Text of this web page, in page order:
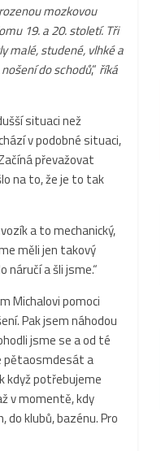
mozkovou
19. a 20. století. Tři
malé, studené, vlhké a
do schodů,“ říká
situaci než
v podobné situaci,
převažovat
na to, že je to tak
a to mechanický,
měli jen takový
náručí a šli jsme.“
Michalovi pomoci
Pak jsem náhodou
jsme se a od té
pětaosmdesát a
když potřebujeme
v momentě, kdy
klubů, bazénu. Pro